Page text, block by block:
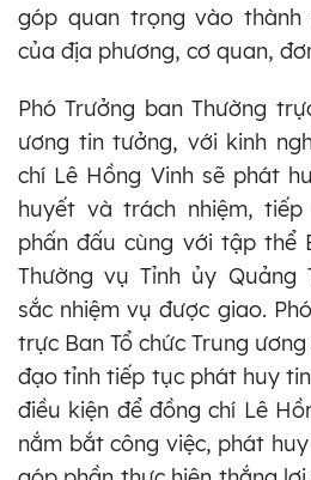
góp quan trọng vào thành
của địa phương, cơ quan,
Phó Trưởng ban Thường
ương tin tưởng, với kinh
chí Lê Hồng Vinh sẽ phát
huyết và trách nhiệm,
phấn đấu cùng với tập thể
Thường vụ Tỉnh ủy Quảng
sắc nhiệm vụ được giao.
trực Ban Tổ chức Trung
đạo tỉnh tiếp tục phát huy
điều kiện để đồng chí Lê
nắm bắt công việc, phát